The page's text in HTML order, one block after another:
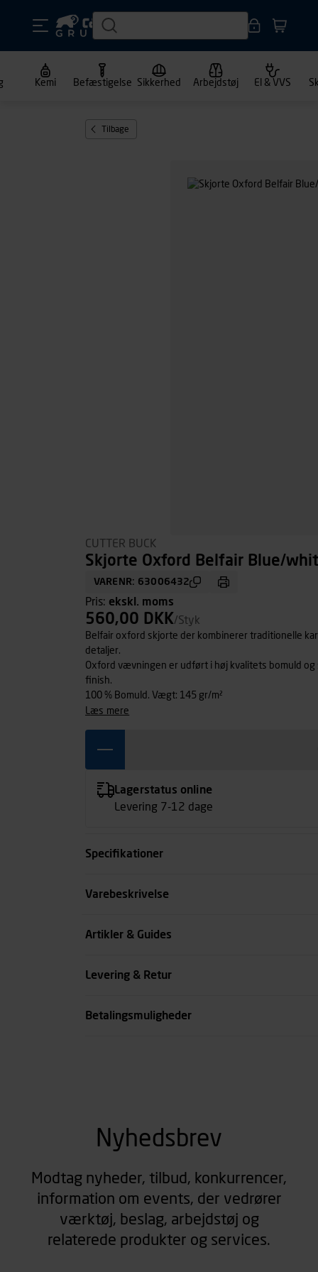
Kemi Befæstigelse Sikkerhed Arbejdstøj El & VVS
Tilbage
CUTTER BUCK
Skjorte Oxford Belfair Blue/
VARENR: 63006432
Pris: ekskl. moms
560,00 DKK/Styk
Belfair oxford skjorte der kombinerer traditionelle
detaljer.
Oxford vævningen er udført i høj kvalitets bomuld
finish.
100 % Bomuld. Vægt: 145 gr/m²
læs mere
Lagerstatus online
Levering 7-12 dage
Specifikationer
Størrelse
Varebeskrivelse
Artikler & Guides
Levering & Retur
Betalingsmuligheder
Nyhedsbrev
Modtag nyheder, tilbud, konkurrencer,
information om events, der vedrører
værktøj, beslag, arbejdstøj og
relaterede produkter og services.